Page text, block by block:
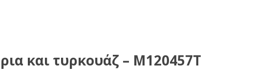
και τυρκουάζ – M120457T